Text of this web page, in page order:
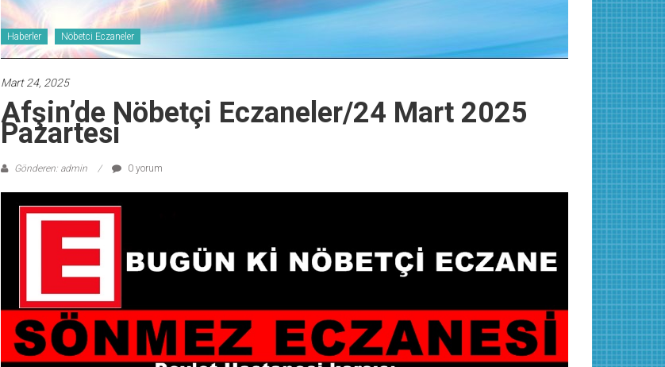
Haberler Nöbetci Eczaneler
Mart 24, 2025
Afşin’de Nöbetçi Eczaneler/24 Mart 2025
Pazartesi
Gönderen: admin 0 yorum